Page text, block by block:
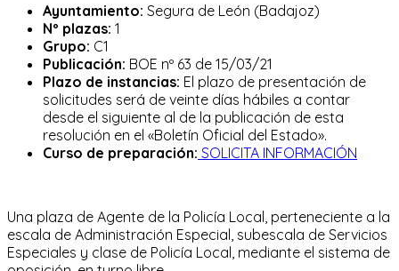
entrada:
la
entrada:
Ayuntamiento: Segura de León (Badajoz)
Nº plazas: 1
Grupo: C1
Publicación: BOE nº 63 de 15/03/21
Plazo de instancias: El plazo de presentación de
solicitudes será de veinte días hábiles a contar
desde el siguiente al de la publicación de esta
resolución en el «Boletín Oficial del Estado».
Curso de preparación: SOLICITA INFORMACIÓN
Una plaza de Agente de la Policía Local, perteneciente a la
escala de Administración Especial, subescala de Servicios
Especiales y clase de Policía Local, mediante el sistema de